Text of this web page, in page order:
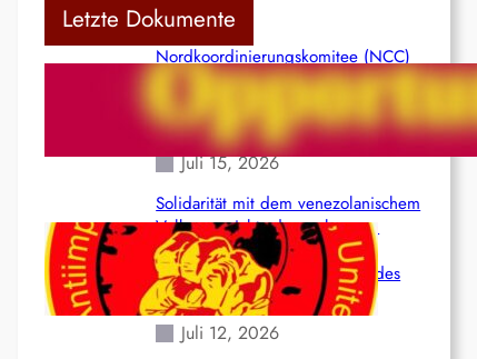
Letzte Dokumente
Nordkoordinierungskomitee (NCC)
der Kommunistischen Partei Indiens
(Maoistisch): Postmoderner
Opportunismus
Juli 15, 2026
Solidarität mit dem venezolanischem
Volk angesichts der verlorenen
Leben und der katastrophalen
Situation durch die Erdbeben des
24. Juni!
Juli 12, 2026